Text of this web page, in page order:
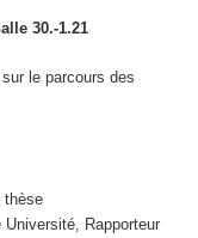
30.-1.21
le parcours des
thèse
Rapporteur